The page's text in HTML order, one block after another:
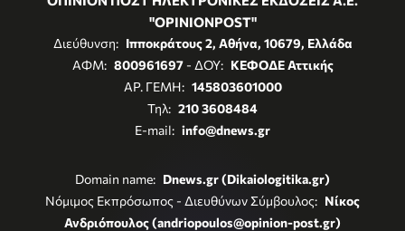
"OPINIONPOST"
Διεύθυνση: Ιπποκράτους 2, Αθήνα, 10679, Ελλάδα
ΑΦΜ: 800961697- ΔΟΥ: ΚΕΦΟΔΕ Αττικής
ΑΡ. ΓΕΜΗ: 145803601000
Τηλ: 210 3608484
E-mail: info@dnews.gr
Domain name: Dnews.gr (Dikaiologitika.gr)
Νόμιμος Εκπρόσωπος - Διευθύνων Σύμβουλος: Νίκος
Ανδριόπουλος (andriopoulos@opinion-post.gr)